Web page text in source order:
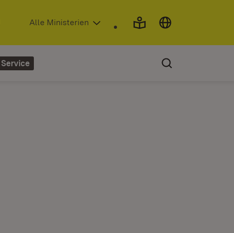
(Öffnet in neuem Fenster)
Alle Ministerien
Service